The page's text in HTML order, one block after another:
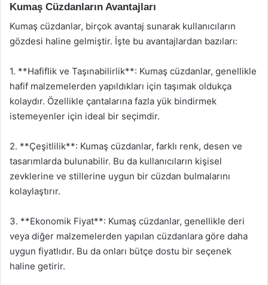
Kumaş Cüzdanların Avantajları
Kumaş cüzdanlar, birçok avantaj sunarak kullanıcıların
gözdesi haline gelmiştir. İşte bu avantajlardan bazıları:
1. **Hafiflik ve Taşınabilirlik**: Kumaş cüzdanlar, genellikle
hafif malzemelerden yapıldıkları için taşımak oldukça
kolaydır. Özellikle çantalarına fazla yük bindirmek
istemeyenler için ideal bir seçimdir.
2. **Çeşitlilik**: Kumaş cüzdanlar, farklı renk, desen ve
tasarımlarda bulunabilir. Bu da kullanıcıların kişisel
zevklerine ve stillerine uygun bir cüzdan bulmalarını
kolaylaştırır.
3. **Ekonomik Fiyat**: Kumaş cüzdanlar, genellikle deri
veya diğer malzemelerden yapılan cüzdanlara göre daha
uygun fiyatlıdır. Bu da onları bütçe dostu bir seçenek
haline getirir.